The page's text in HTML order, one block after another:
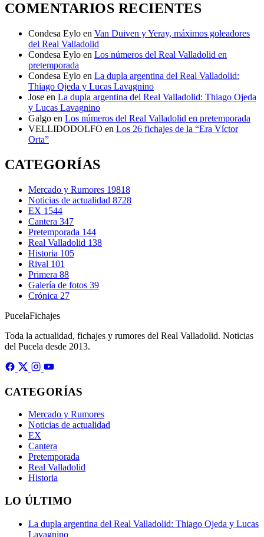
COMENTARIOS RECIENTES
Condesa Eylo en Van Duiven y Yeray, máximos goleadores
del Real Valladolid
Condesa Eylo en Los números del Real Valladolid en
pretemporada
Condesa Eylo en La dupla argentina del Real Valladolid:
Thiago Ojeda y Lucas Lavagnino
Jose en La dupla argentina del Real Valladolid: Thiago Ojeda
y Lucas Lavagnino
Galgo en Los números del Real Valladolid en pretemporada
VELLIDODOLFO en Los 26 fichajes de la “Era Víctor
Orta”
CATEGORÍAS
Mercado y Rumores 19818
Noticias de actualidad 8728
EX 1544
Cantera 347
Pretemporada 144
Real Valladolid 138
Historia 105
Rival 101
Primera 88
Galería de fotos 39
Crónica 27
PucelaFichajes
Toda la actualidad, fichajes y rumores del Real Valladolid. Noticias
del Pucela desde 2013.
CATEGORÍAS
Mercado y Rumores
Noticias de actualidad
EX
Cantera
Pretemporada
Real Valladolid
Historia
LO ÚLTIMO
La dupla argentina del Real Valladolid: Thiago Ojeda y Lucas
Lavagnino